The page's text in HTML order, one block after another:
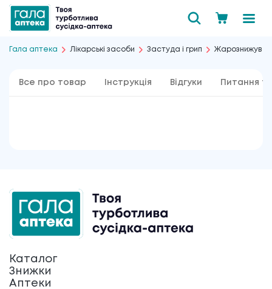
Гала аптека Лікарські засоби Застуда і грип
Все про товар Інструкція Відгуки Питання та
Каталог
Знижки
Аптеки